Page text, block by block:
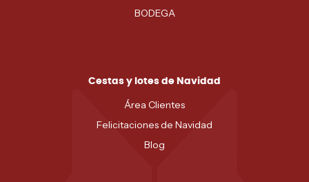
BODEGA
Cestas y lotes de Navidad
Área Clientes
Felicitaciones de Navidad
Blog